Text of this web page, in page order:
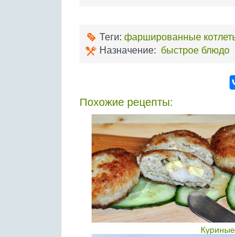
Теги: фаршированные
Назначение: быстрое блюдо
Похожие рецепты: